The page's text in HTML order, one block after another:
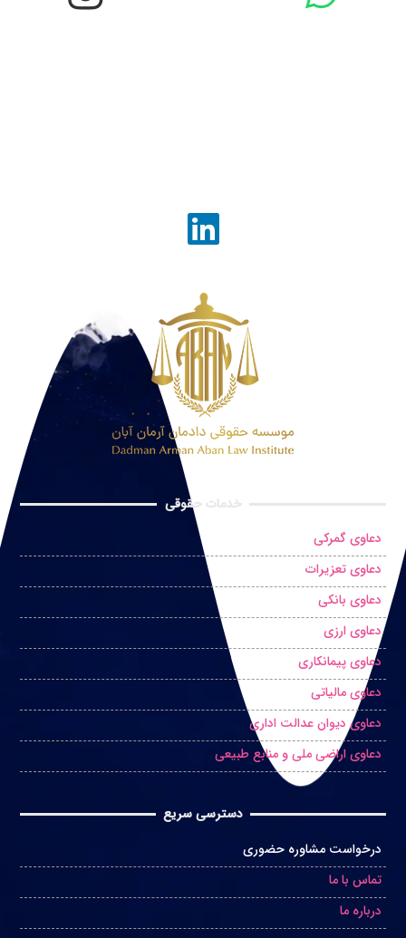
خدمات حقوقی
دعاوی گمرکی
دعاوی تعزیرات
دعاوی بانکی
دعاوی ارزی
دعاوی پیمانکاری
دعاوی مالیاتی
دعاوی دیوان عدالت اداری
دعاوی اراضی ملی و منابع طبیعی
دسترسی سریع
درخواست مشاوره حضوری
تماس با ما
درباره ما